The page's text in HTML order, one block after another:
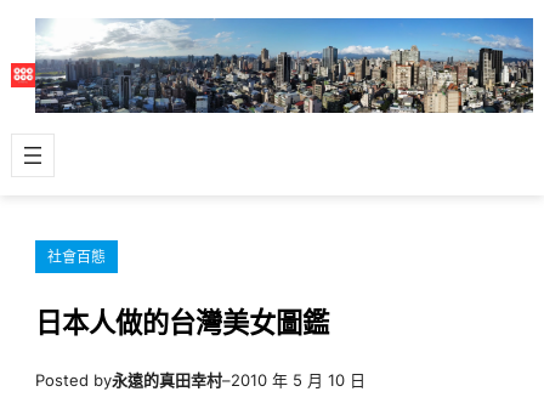
主
容
社會百態
日本人做的台灣美女圖鑑
Posted by永遠的真田幸村–2010 年 5 月 10 日